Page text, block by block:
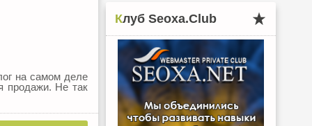
на самом деле
продажи. Не так
Клуб Seoxa.Club